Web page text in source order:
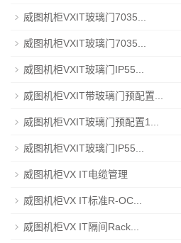
威图机柜VXIT玻璃门7035...
威图机柜VXIT玻璃门7035...
威图机柜VXIT玻璃门IP55...
威图机柜VXIT带玻璃门预配置...
威图机柜VXIT玻璃门预配置1...
威图机柜VXIT玻璃门IP55...
威图机柜VX IT电缆管理
威图机柜VX IT标准R-OC...
威图机柜VX IT隔间Rack...